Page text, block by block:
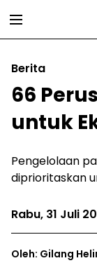
Berita
66
untuk
Pengelolaan
diprioritaskan
Rabu, 31 Juli
Oleh: Gilang